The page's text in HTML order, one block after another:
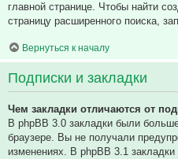
главной странице. Чтобы найти
страницу расширенного поиска,
Вернуться к началу
Подписки и закладки
Чем закладки отличаются от
В phpBB 3.0 закладки были
браузере. Вы не получали
изменениях. В phpBB 3.1